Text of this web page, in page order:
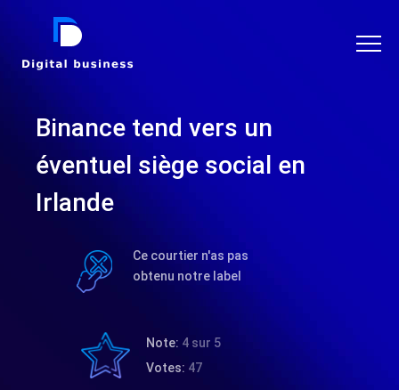
DIGITAL BUSINESS
Binance tend vers un
éventuel siège social en
Irlande
Ce courtier n'as pas
obtenu notre label
Note: 4 sur 5
Votes: 47